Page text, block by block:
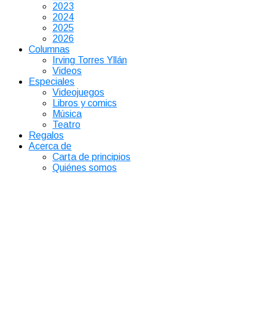
2023
2024
2025
2026
Columnas
Irving Torres Yllán
Videos
Especiales
Videojuegos
Libros y comics
Música
Teatro
Regalos
Acerca de
Carta de principios
Quiénes somos